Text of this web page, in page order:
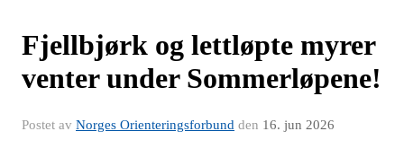
Fjellbjørk og lettløpte myrer
venter under Sommerløpene!
Postet av Norges Orienteringsforbund den 16. jun 2026